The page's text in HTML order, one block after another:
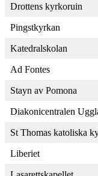
Drottens kyrkoruin
Pingstkyrkan
Katedralskolan
Ad Fontes
Stayn av Pomona
Diakonicentralen
St Thomas katoliska
Liberiet